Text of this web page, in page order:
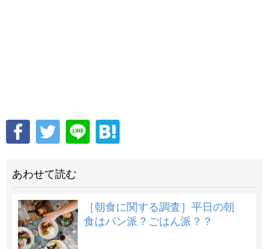
あわせて読む
［朝食に関する調査］平日の朝
食はパン派？ごはん派？？